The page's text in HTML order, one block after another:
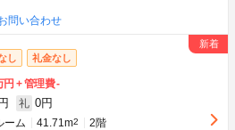
問い合わせ
し 礼金なし
円 管理費-
礼 0円
ーム 41.71m2 2階